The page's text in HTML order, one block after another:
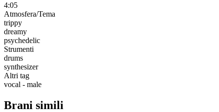
4:05
Atmosfera/Tema
trippy
dreamy
psychedelic
Strumenti
drums
synthesizer
Altri tag
vocal - male
Brani simili